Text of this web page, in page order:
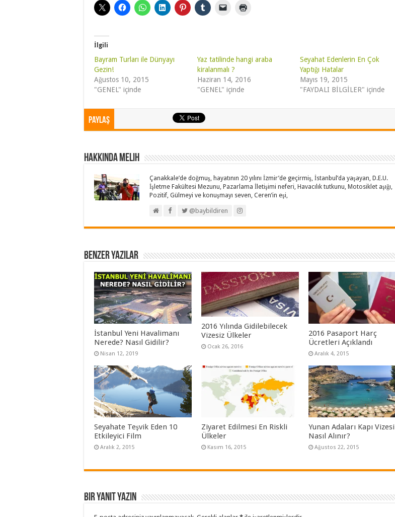
İlgili
Bayram Turları ile Dünyayı
Gezin!
Ağustos 10, 2015
"GENEL" içinde
Yaz tatilinde hangi araba
kiralanmalı ?
Haziran 14, 2016
"GENEL" içinde
Seyahat Edenlerin En Çok
Yaptığı Hatalar
Mayıs 19, 2015
"FAYDALI BİLGİLER" içinde
Paylaş
Hakkında Melih
Çanakkale’de doğmuş, hayatının 20 yılını İzmir’de geçirmiş, İstanbul’da yaşayan, D.E.U.
İşletme Fakültesi Mezunu, Pazarlama İletişimi neferi, Havacılık tutkunu, Motosiklet aşığı,
Pozitif, Gülmeyi ve konuşmayı seven, Ceren’in eşi,
@baybildiren
Benzer Yazılar
İstanbul Yeni Havalimanı
Nerede? Nasıl Gidilir?
Nisan 12, 2019
2016 Yılında Gidilebilecek
Vizesiz Ülkeler
Ocak 26, 2016
2016 Pasaport Harç
Ücretleri Açıklandı
Aralık 4, 2015
Seyahate Teşvik Eden 10
Etkileyici Film
Aralık 2, 2015
Ziyaret Edilmesi En Riskli
Ülkeler
Kasım 16, 2015
Yunan Adaları Kapı Vizesi
Nasıl Alınır?
Ağustos 22, 2015
Bir yanıt yazın